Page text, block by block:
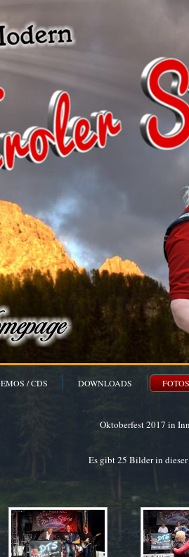
/ CDS DOWNLOADS
Oktoberfest 2017 in
Es gibt 25 Bilder in